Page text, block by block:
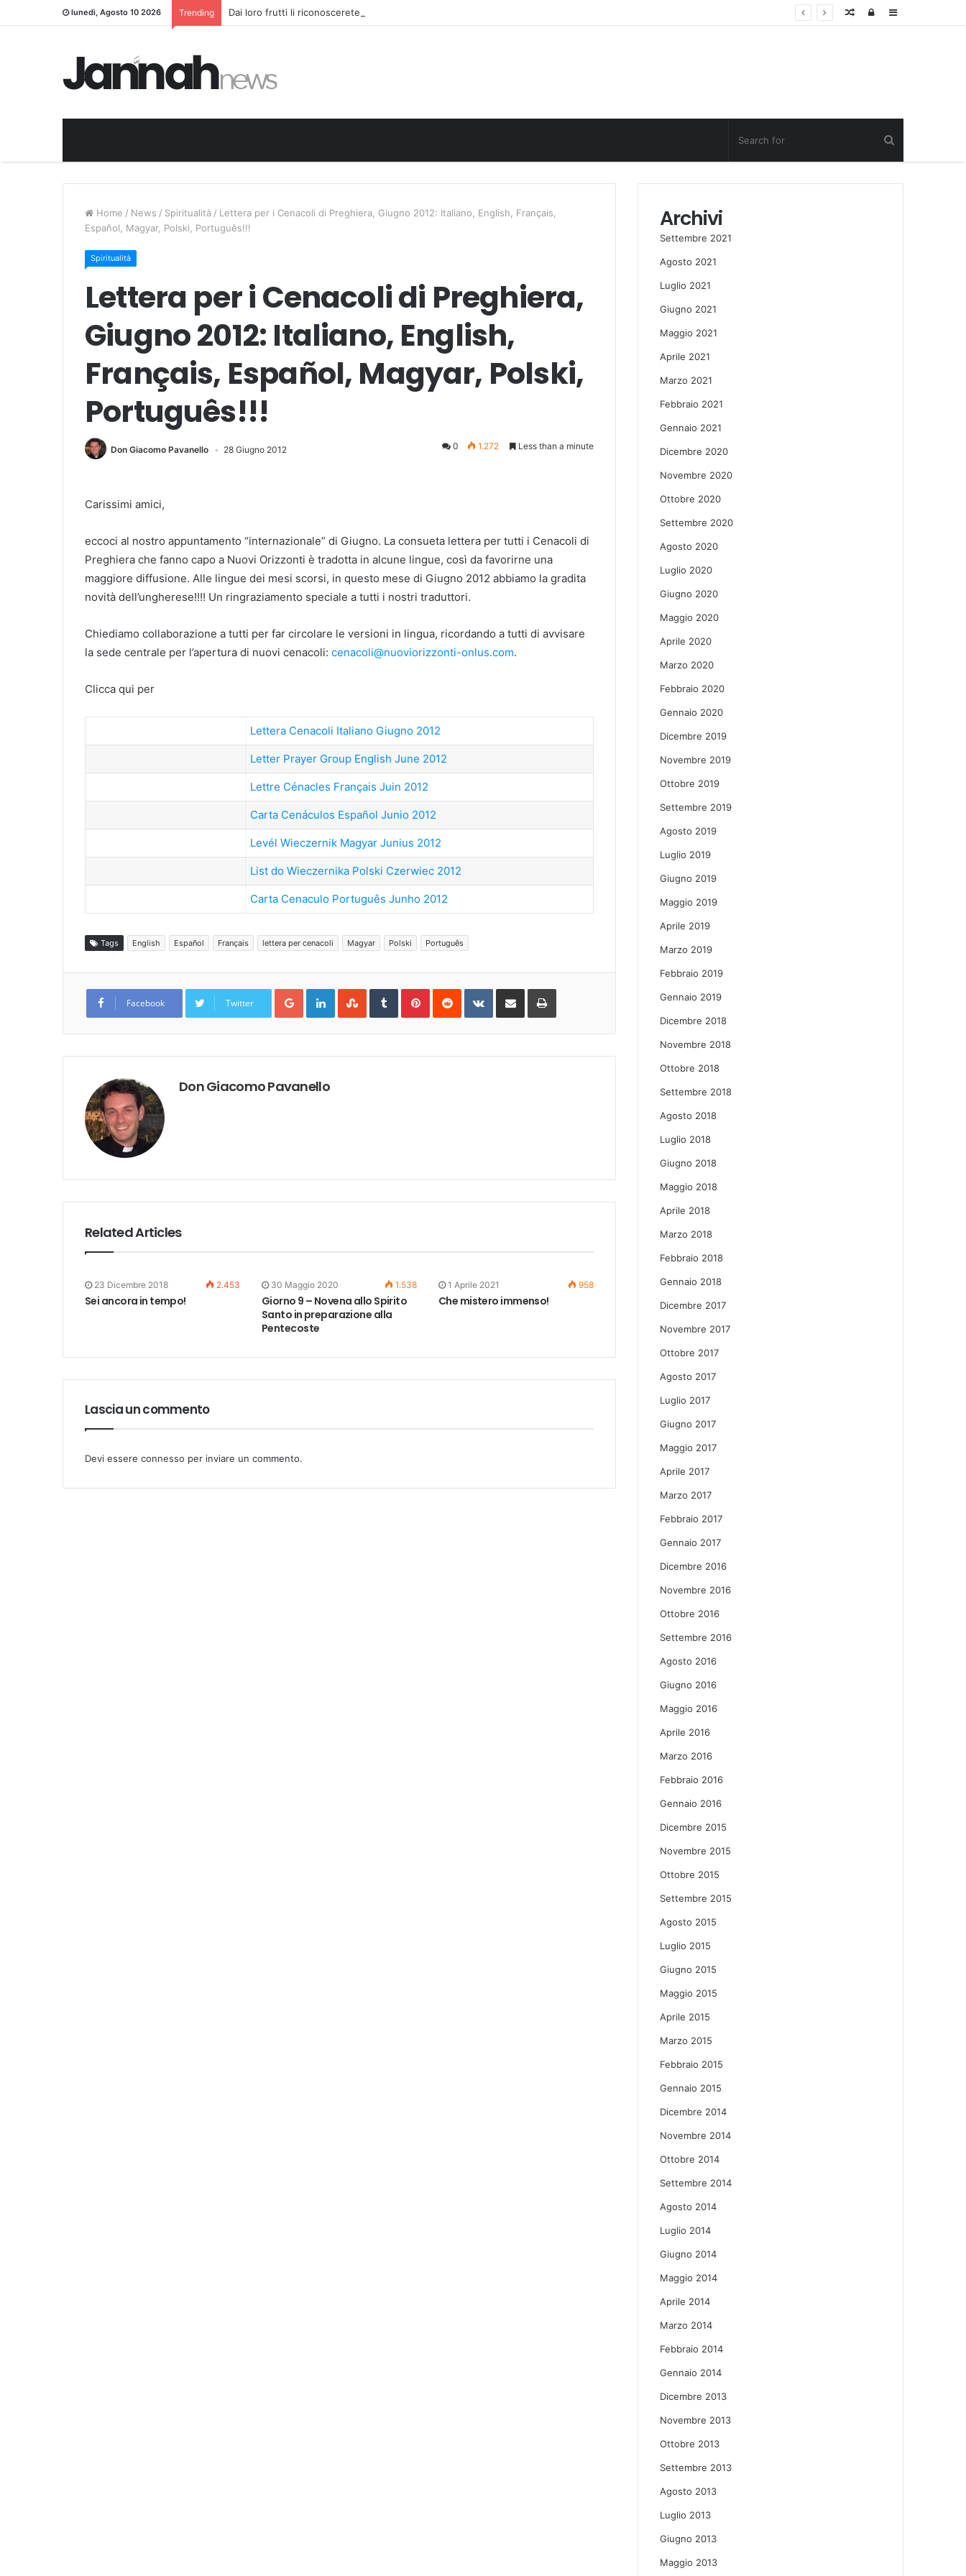
lunedì, Agosto 10 2026 Trending Dai loro frutti li riconoscerete Sidebar
Log
Random
Home / News / Spiritualità / Lettera per i Cenacoli di Preghiera, Giugno 2012: Italiano, English, Français,
Español, Magyar, Polski, Português!!!
Spiritualità
Lettera per i Cenacoli di Preghiera,
Giugno 2012: Italiano, English,
Français, Español, Magyar, Polski,
Português!!!
Don Giacomo Pavanello 28 Giugno 2012 0 1.272 Less than a minute
Carissimi amici,
eccoci al nostro appuntamento “internazionale” di Giugno. La consueta lettera per tutti i Cenacoli di
Preghiera che fanno capo a Nuovi Orizzonti è tradotta in alcune lingue, così da favorirne una
maggiore diffusione. Alle lingue dei mesi scorsi, in questo mese di Giugno 2012 abbiamo la gradita
novità dell’ungherese!!!! Un ringraziamento speciale a tutti i nostri traduttori.
Chiediamo collaborazione a tutti per far circolare le versioni in lingua, ricordando a tutti di avvisare
la sede centrale per l’apertura di nuovi cenacoli: cenacoli@nuoviorizzonti-onlus.com.
Clicca qui per
Lettera Cenacoli Italiano Giugno 2012
Letter Prayer Group English June 2012
Lettre Cénacles Français Juin 2012
Carta Cenáculos Español Junio 2012
Levél Wieczernik Magyar Junius 2012
List do Wieczernika Polski Czerwiec 2012
Carta Cenaculo Português Junho 2012
Tags English Español Français lettera per cenacoli Magyar Polski Português
Facebook Twitter
Google+LinkedInStumbleUpon
TumblrPinterestReddit VKontakteShare
Email
Print
Don Giacomo Pavanello
Related Articles
23 Dicembre 2018 2.453
Sei ancora in tempo!
30 Maggio 2020 1.538
Giorno 9 – Novena allo Spirito
Santo in preparazione alla
Pentecoste
1 Aprile 2021 958
Che mistero immenso!
Lascia un commento
Devi essere connesso per inviare un commento.
Archivi
Settembre 2021
Agosto 2021
Luglio 2021
Giugno 2021
Maggio 2021
Aprile 2021
Marzo 2021
Febbraio 2021
Gennaio 2021
Dicembre 2020
Novembre 2020
Ottobre 2020
Settembre 2020
Agosto 2020
Luglio 2020
Giugno 2020
Maggio 2020
Aprile 2020
Marzo 2020
Febbraio 2020
Gennaio 2020
Dicembre 2019
Novembre 2019
Ottobre 2019
Settembre 2019
Agosto 2019
Luglio 2019
Giugno 2019
Maggio 2019
Aprile 2019
Marzo 2019
Febbraio 2019
Gennaio 2019
Dicembre 2018
Novembre 2018
Ottobre 2018
Settembre 2018
Agosto 2018
Luglio 2018
Giugno 2018
Maggio 2018
Aprile 2018
Marzo 2018
Febbraio 2018
Gennaio 2018
Dicembre 2017
Novembre 2017
Ottobre 2017
Agosto 2017
Luglio 2017
Giugno 2017
Maggio 2017
Aprile 2017
Marzo 2017
Febbraio 2017
Gennaio 2017
Dicembre 2016
Novembre 2016
Ottobre 2016
Settembre 2016
Agosto 2016
Giugno 2016
Maggio 2016
Aprile 2016
Marzo 2016
Febbraio 2016
Gennaio 2016
Dicembre 2015
Novembre 2015
Ottobre 2015
Settembre 2015
Agosto 2015
Luglio 2015
Giugno 2015
Maggio 2015
Aprile 2015
Marzo 2015
Febbraio 2015
Gennaio 2015
Dicembre 2014
Novembre 2014
Ottobre 2014
Settembre 2014
Agosto 2014
Luglio 2014
Giugno 2014
Maggio 2014
Aprile 2014
Marzo 2014
Febbraio 2014
Gennaio 2014
Dicembre 2013
Novembre 2013
Ottobre 2013
Settembre 2013
Agosto 2013
Luglio 2013
Giugno 2013
Maggio 2013